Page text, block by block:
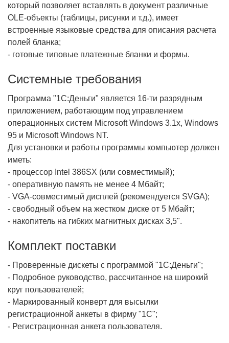
который позволяет вставлять в документ различные
OLE-объекты (таблицы, рисунки и т.д.), имеет
встроенные языковые средства для описания расчета
полей бланка;
- готовые типовые платежные бланки и формы.
Системные требования
Программа "1С:Деньги" является 16-ти разрядным
приложением, работающим под управлением
операционных систем Microsoft Windows 3.1x, Windows
95 и Microsoft Windows NT.
Для установки и работы программы компьютер должен
иметь:
- процессор Intel 386SX (или совместимый);
- оперативную память не менее 4 Мбайт;
- VGA-совместимый дисплей (рекомендуется SVGA);
- свободный объем на жестком диске от 5 Мбайт;
- накопитель на гибких магнитных дисках 3,5".
Комплект поставки
- Проверенные дискеты с программой "1С:Деньги";
- Подробное руководство, рассчитанное на широкий
круг пользователей;
- Маркированный конверт для высылки
регистрационной анкеты в фирму "1С";
- Регистрационная анкета пользователя.